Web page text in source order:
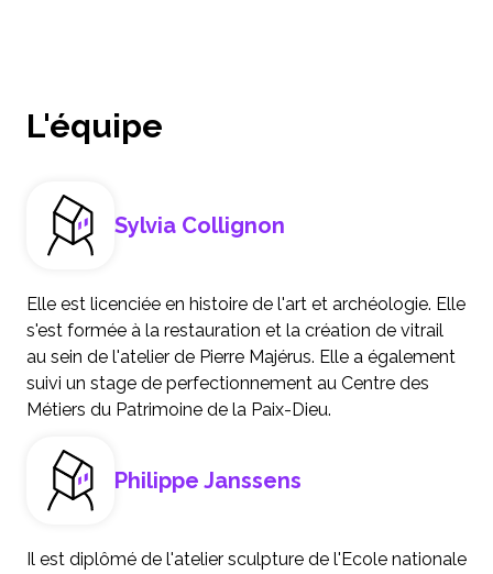
L'équipe
Sylvia Collignon
Elle est licenciée en histoire de l'art et archéologie. Elle
s'est formée à la restauration et la création de vitrail
au sein de l'atelier de Pierre Majérus. Elle a également
suivi un stage de perfectionnement au Centre des
Métiers du Patrimoine de la Paix-Dieu.
Philippe Janssens
Il est diplômé de l'atelier sculpture de l'Ecole nationale